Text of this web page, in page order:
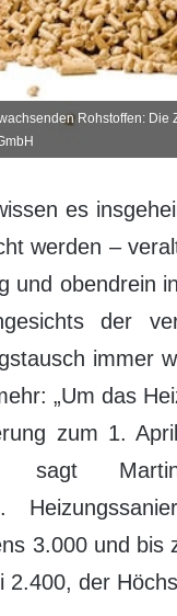
Rohstoffen:
es
werden –
und obendrein
der
immer
„Um das
zum 1.
sagt
3.000 und
2.400, der